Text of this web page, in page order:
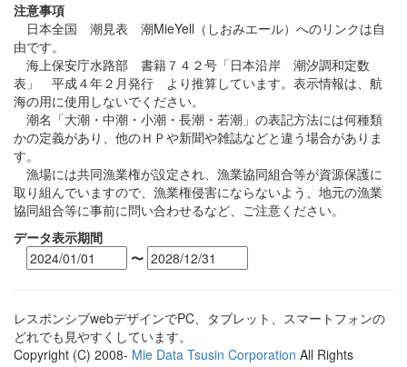
注意事項
日本全国 潮見表 潮MieYell（しおみエール）へのリンクは自
由です。
海上保安庁水路部 書籍７４２号「日本沿岸 潮汐調和定数
表」 平成４年２月発行 より推算しています。表示情報は、航
海の用に使用しないでください。
潮名「大潮・中潮・小潮・長潮・若潮」の表記方法には何種類
かの定義があり、他のＨＰや新聞や雑誌などと違う場合がありま
す。
漁場には共同漁業権が設定され、漁業協同組合等が資源保護に
取り組んでいますので、漁業権侵害にならないよう、地元の漁業
協同組合等に事前に問い合わせるなど、ご注意ください。
データ表示期間
〜
レスポンシブwebデザインでPC、タブレット、スマートフォンの
どれでも見やすくしています。
Copyright (C) 2008- Mie Data Tsusin Corporation All Rights